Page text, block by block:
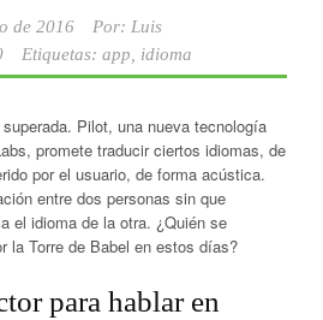
de 2016 Por: Luis
Etiquetas: app, idioma
Pilot, una nueva tecnología
promete traducir ciertos idiomas, de
por el usuario, de forma acústica.
entre dos personas sin que
el idioma de la otra. ¿Quién se
la Torre de Babel en estos días?
para hablar en